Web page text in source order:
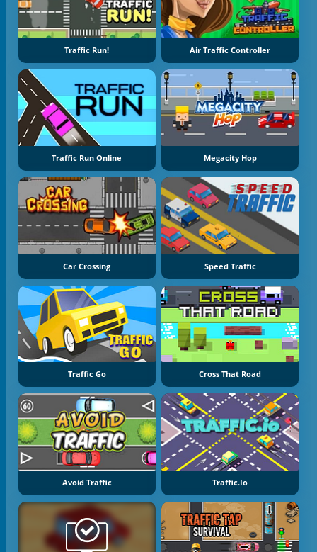
Traffic Run! Air Traffic Controller
Traffic Run Online Megacity Hop
Car Crossing Speed Traffic
Traffic Go Cross That Road
Avoid Traffic Traffic.io